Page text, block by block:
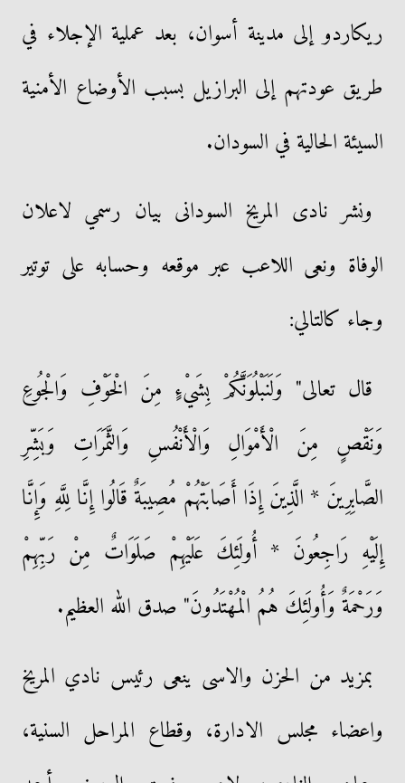
ريكاردو إلى مدينة أسوان، بعد عملية الإجلاء في
طريق عودتهم إلى البرازيل بسبب الأوضاع الأمنية
السيئة الحالية في السودان.
ونشر نادى المريخ السودانى بيان رسمي لاعلان
الوفاة ونعى اللاعب عبر موقعه وحسابه على توتير
وجاء كالتالي:
قال تعالى" وَلَنَبْلُوَنَّكُمْ بِشَيْءٍ مِنَ الْخَوْفِ وَالْجُوعِ
وَنَقْصٍ مِنَ الْأَمْوَالِ وَالْأَنْفُسِ وَالثَّمَرَاتِ وَبَشِّرِ
الصَّابِرِينَ * الَّذِينَ إِذَا أَصَابَتْهُمْ مُصِيبَةٌ قَالُوا إِنَّا لِلَّهِ وَإِنَّا
إِلَيْهِ رَاجِعُونَ * أُولَئِكَ عَلَيْهِمْ صَلَوَاتٌ مِنْ رَبِّهِمْ
وَرَحْمَةٌ وَأُولَئِكَ هُمُ الْمُهْتَدُونَ" صدق الله العظيم.
بمزيد من الحزن والاسى ينعى رئيس نادي المريخ
واعضاء مجلس الادارة، وقطاع المراحل السنية،